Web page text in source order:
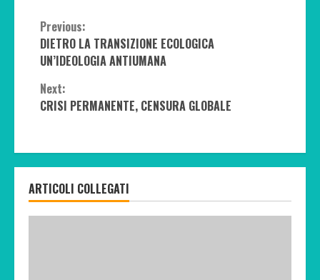
Continue
Reading
Previous:
DIETRO LA TRANSIZIONE ECOLOGICA
UN’IDEOLOGIA ANTIUMANA
Next:
CRISI PERMANENTE, CENSURA GLOBALE
ARTICOLI COLLEGATI